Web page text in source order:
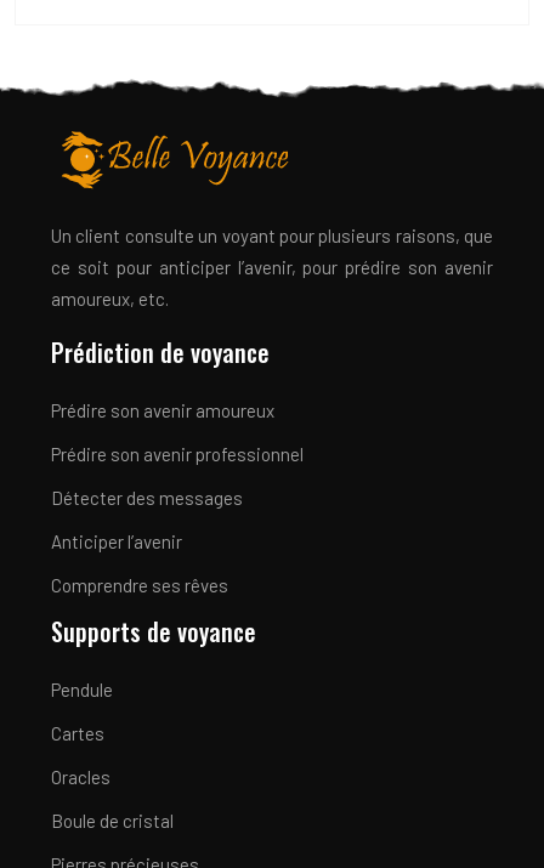
Un client consulte un voyant pour plusieurs raisons, que
ce soit pour anticiper l’avenir, pour prédire son avenir
amoureux, etc.
Prédiction de voyance
Prédire son avenir amoureux
Prédire son avenir professionnel
Détecter des messages
Anticiper l’avenir
Comprendre ses rêves
Supports de voyance
Pendule
Cartes
Oracles
Boule de cristal